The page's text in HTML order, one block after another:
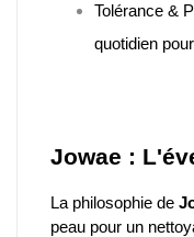
Tolérance &
quotidien
Jowae :
La philosophie de
peau pour un